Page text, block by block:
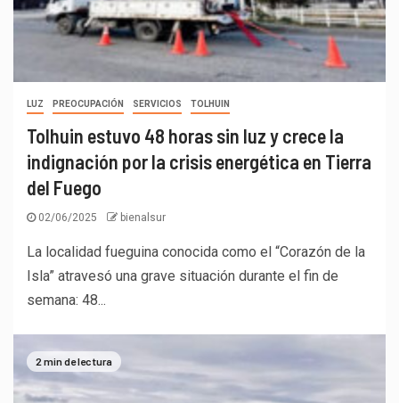
LUZ PREOCUPACIÓN SERVICIOS TOLHUIN
Tolhuin estuvo 48 horas sin luz y crece la
indignación por la crisis energética en Tierra
del Fuego
02/06/2025 bienalsur
La localidad fueguina conocida como el “Corazón de la
Isla” atravesó una grave situación durante el fin de
semana: 48...
2 min de lectura